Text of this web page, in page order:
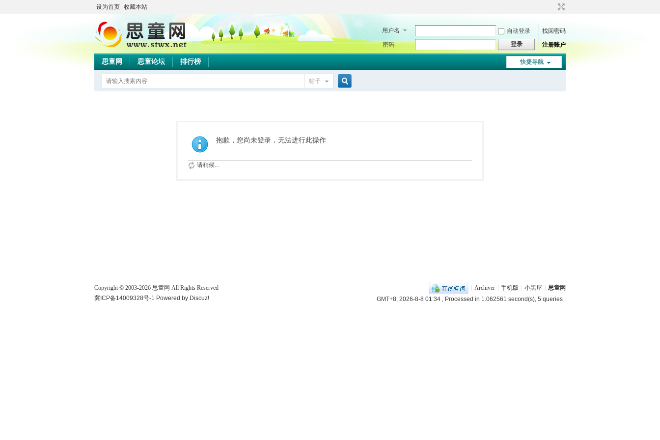
设为首页 收藏本站
用户名 自动登录
找回密码
密码
登录 注册账户
快捷导航
思童网 思童论坛 排行榜
帖子
抱歉，您尚未登录，无法进行此操作
请稍候...
Archiver 手机版 小黑屋
思童网
GMT+8, 2026-8-8 01:34 , Processed in 1.062561 second(s), 5 queries .
Copyright © 2003-2026 思童网 All Rights Reserved
冀ICP备14009328号-1 Powered by Discuz!